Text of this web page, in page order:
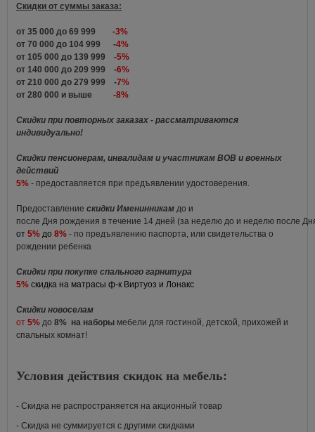
Скидки от суммы заказа:
от 35 000 до 69 999 -3%
от 70 000 до 104 999 -4%
от 105 000 до 139 999 -5%
от 140 000 до 209 999 -6%
от 210 000 до 279 999 -7%
от 280 000 и выше -8%
Скидки при повторных заказах - рассматриваются
индивидуально!
Скидки пенсионерам, инвалидам и участникам ВОВ и военных
действий
5% - предоставляется при предъявлении удостоверения.
Предоставление скидки Именинникам до и
после Дня рождения в течение 14 дней (за неделю до и неделю после
от 5% до 8% - по предъявлению паспорта, или свидетельства о
рождении ребенка
Скидки при покупке спального гарнитура
5% скидка на матрасы ф-к Виртуоз и Лонакс
Скидки новоселам
от 5% до 8% на наборы мебели для гостиной, детской, прихожей и
спальных комнат!
Условия действия скидок на мебель:
- Скидка не распространяется на акционный товар
- Скидка не суммируется с другими скидками